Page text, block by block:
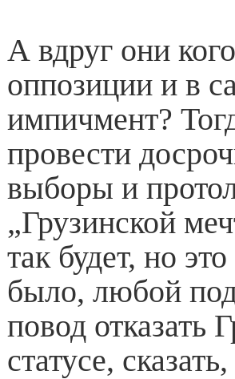
А вдруг они
оппозиции и в
импичмент?
провести
выборы и
„Грузинской
так будет, но
было, любой
повод отказать
статусе,